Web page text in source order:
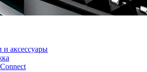
и аксессуары